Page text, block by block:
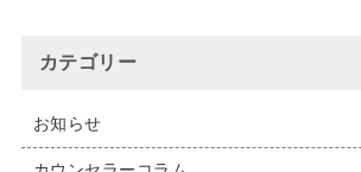
カテゴリー
お知らせ